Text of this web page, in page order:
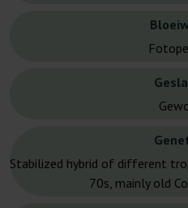
Stabilized hybrid of different
70s, mainly old